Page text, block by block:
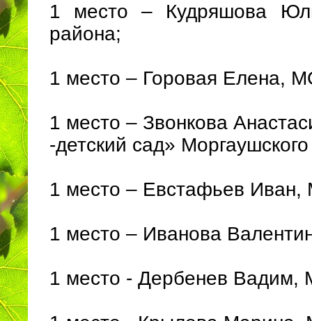
1 место – Кудряшова
района;
1 место – Горовая Елена,
1 место – Звонкова
-детский сад»
1 место – Евстафьев Иван,
1 место – Иванова
1 место - Дербенев